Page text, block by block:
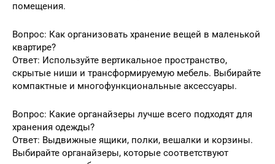
помещения.
Вопрос: Как организовать хранение вещей в маленькой
квартире?
Ответ: Используйте вертикальное пространство,
скрытые ниши и трансформируемую мебель. Выбирайте
компактные и многофункциональные аксессуары.
Вопрос: Какие органайзеры лучше всего подходят для
хранения одежды?
Ответ: Выдвижные ящики, полки, вешалки и корзины.
Выбирайте органайзеры, которые соответствуют